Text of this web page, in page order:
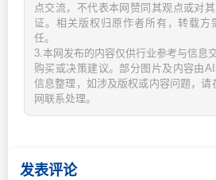
点交流，不代表本网赞同其观点或对
证。相关版权归原作者所有，转载方
任。
3.本网发布的内容仅供行业参考与信息
购买或决策建议。部分图片及内容由
信息整理，如涉及版权或内容问题，请
网联系处理。
发表评论